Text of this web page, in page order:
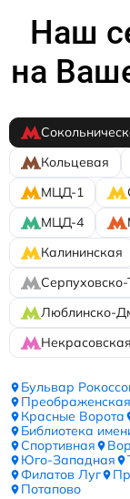
Наш
на
Кольцевая
МЦД-1
МЦД-4
Калининская
Люблинско-
Некрасовская
Бульвар
Красные Ворота
Библиотека
Спортивная
Юго-Западная
Филатов Луг
Потапово